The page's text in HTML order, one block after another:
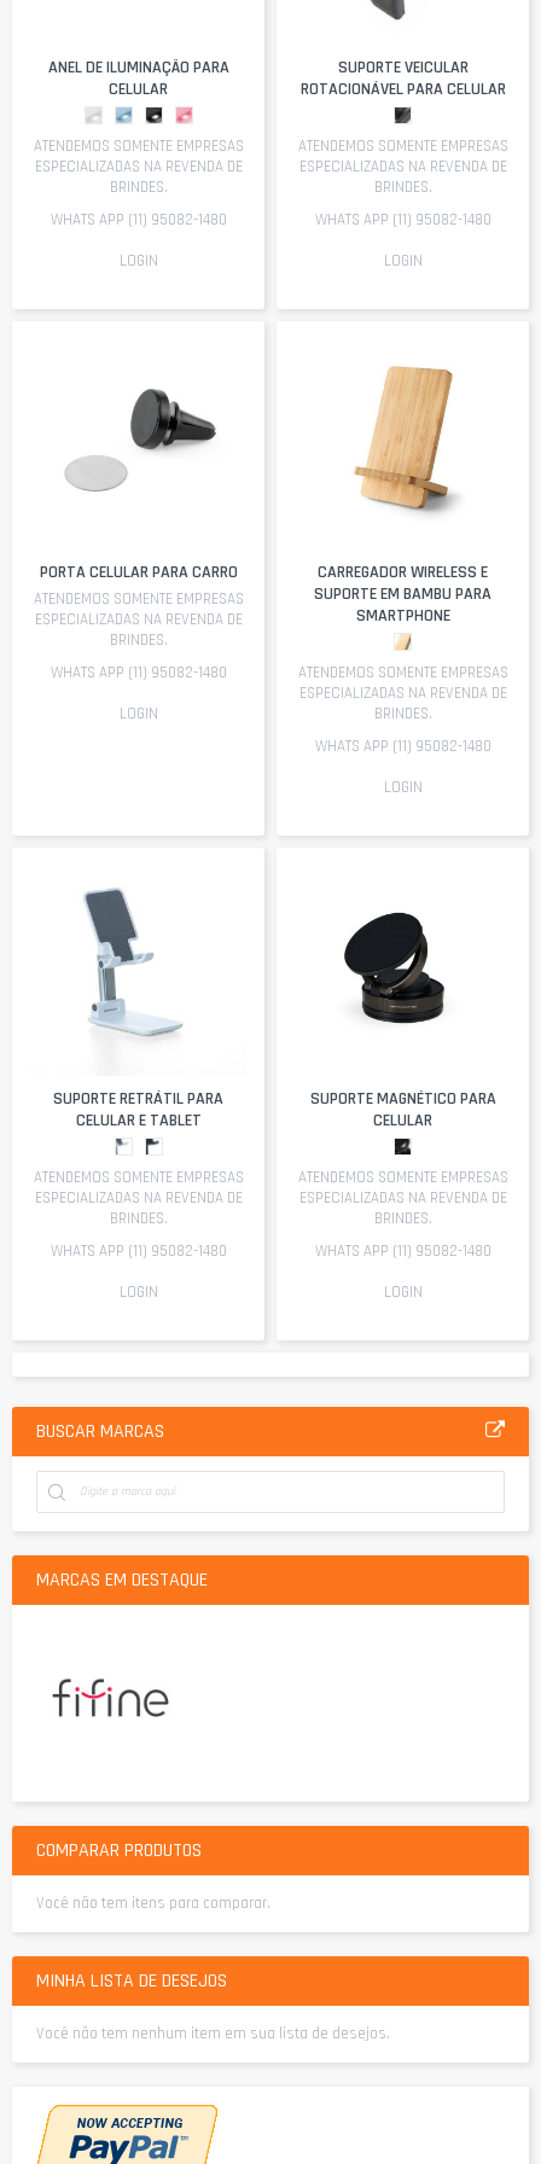
ANEL DE ILUMINAÇÃO PARA
CELULAR
ATENDEMOS SOMENTE EMPRESAS
ESPECIALIZADAS NA REVENDA DE
BRINDES.
WHATS APP (11) 95082-1480
LOGIN
SUPORTE VEICULAR
ROTACIONÁVEL PARA CELULAR
ATENDEMOS SOMENTE EMPRESAS
ESPECIALIZADAS NA REVENDA DE
BRINDES.
WHATS APP (11) 95082-1480
LOGIN
PORTA CELULAR PARA CARRO
ATENDEMOS SOMENTE EMPRESAS
ESPECIALIZADAS NA REVENDA DE
BRINDES.
WHATS APP (11) 95082-1480
LOGIN
CARREGADOR WIRELESS E
SUPORTE EM BAMBU PARA
SMARTPHONE
ATENDEMOS SOMENTE EMPRESAS
ESPECIALIZADAS NA REVENDA DE
BRINDES.
WHATS APP (11) 95082-1480
LOGIN
SUPORTE RETRÁTIL PARA
CELULAR E TABLET
ATENDEMOS SOMENTE EMPRESAS
ESPECIALIZADAS NA REVENDA DE
BRINDES.
WHATS APP (11) 95082-1480
LOGIN
SUPORTE MAGNÉTICO PARA
CELULAR
ATENDEMOS SOMENTE EMPRESAS
ESPECIALIZADAS NA REVENDA DE
BRINDES.
WHATS APP (11) 95082-1480
LOGIN
BUSCAR MARCAS
MARCAS EM DESTAQUE
COMPARAR PRODUTOS
Você não tem itens para comparar.
MINHA LISTA DE DESEJOS
Você não tem nenhum item em sua lista de desejos.